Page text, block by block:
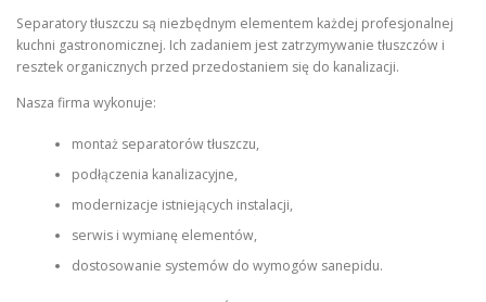
Separatory tłuszczu są niezbędnym elementem każdej profesjonalnej
kuchni gastronomicznej. Ich zadaniem jest zatrzymywanie tłuszczów i
resztek organicznych przed przedostaniem się do kanalizacji.
Nasza firma wykonuje:
montaż separatorów tłuszczu,
podłączenia kanalizacyjne,
modernizacje istniejących instalacji,
serwis i wymianę elementów,
dostosowanie systemów do wymogów sanepidu.